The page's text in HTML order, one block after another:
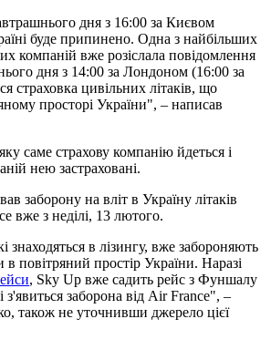
дня з 16:00 за Києвом
буде припинено. Одна з найбільших
компаній вже розіслала повідомлення
дня з 14:00 за Лондоном (16:00 за
страховка цивільних літаків, що
просторі України", – написав
саме страхову компанію йдеться і
нею застраховані.
заборону на вліт в Україну літаків
вже з неділі, 13 лютого.
знаходяться в лізингу, вже забороняють
в повітряний простір України. Наразі
, Sky Up вже садить рейс з Фуншалу
заборона від Air France", –
також не уточнивши джерело цієї